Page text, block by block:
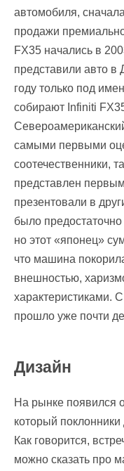
автомобиля,
продажи
FX35 начались в
представили авто в
году только под
собирают Infiniti
самыми первыми
соотечественники,
представлен
презентовали в
было
но этот «японец»
что машина
внешностью,
характеристиками.
прошло уже почти
Дизайн
На рынке появился
который
Как говорится,
можно сказать про